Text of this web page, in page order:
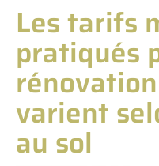
Les tarifs
pratiqués
varient
au sol